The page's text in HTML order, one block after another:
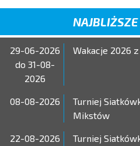
29-06-2026
do 31-08-
2026
Wakacje 2026
08-08-2026
Turniej
Mikstów
22-08-2026
Turniej